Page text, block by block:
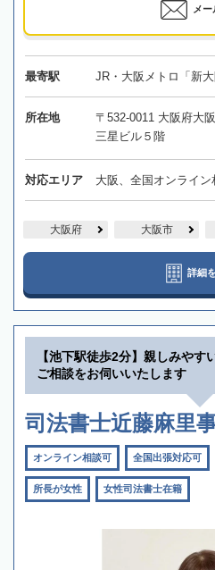
メー
最寄駅 JR・大阪メトロ「新
所在地
〒532-0011 大阪府大
三星ビル５階
対応エリア 大阪、全国オンライン
大阪府 大阪市
詳細
【池下駅徒歩2分】親しみやす
ご相談をお伺いいたします
司法書士近藤麻里
オンライン相談可 全国出張対応可
所長が女性 女性司法書士在籍